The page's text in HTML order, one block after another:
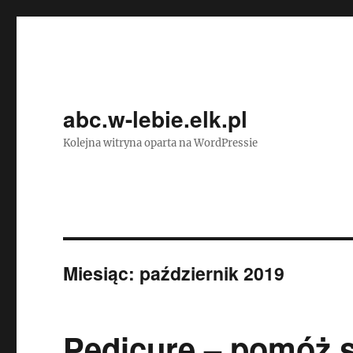
abc.w-lebie.elk.pl
Kolejna witryna oparta na WordPressie
Miesiąc: październik 2019